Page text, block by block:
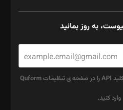
به روز بمانید
برای استفاده از ریکپچا بایستی کلید API را در صفحه ی تنظیمات Quform
وارد کنید.